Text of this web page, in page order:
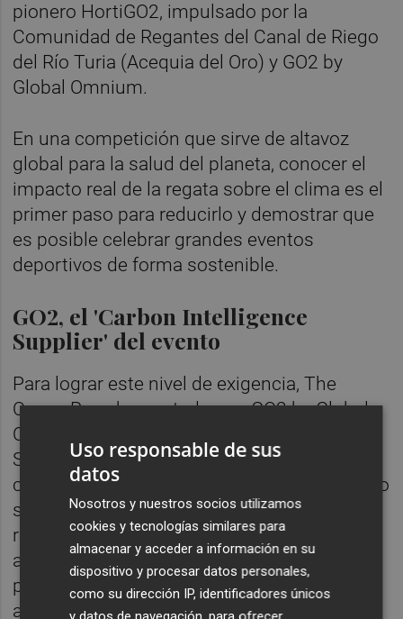
pionero HortiGO2, impulsado por la
Comunidad de Regantes del Canal de Riego
del Río Turia (Acequia del Oro) y GO2 by
Global Omnium.
En una competición que sirve de altavoz
global para la salud del planeta, conocer el
impacto real de la regata sobre el clima es el
primer paso para reducirlo y demostrar que
es posible celebrar grandes eventos
deportivos de forma sostenible.
GO2, el 'Carbon Intelligence
Supplier' del evento
Para lograr este nivel de exigencia, The
Ocean Race ha contado con GO2 by Global
Omnium como Carbon Intelligence Supplier.
Su labor técnica ha consistido en calcular
con precisión la huella de carbono del evento
siguiendo estándares internacionales
reconocidos (norma ISO 14064-1),
aportando datos fiables que sirven de base
para tomar decisiones y diseñar planes de
acción efectivos.
Uso responsable de sus
datos
Nosotros y nuestros socios utilizamos
cookies y tecnologías similares para
almacenar y acceder a información en su
dispositivo y procesar datos personales,
como su dirección IP, identificadores únicos